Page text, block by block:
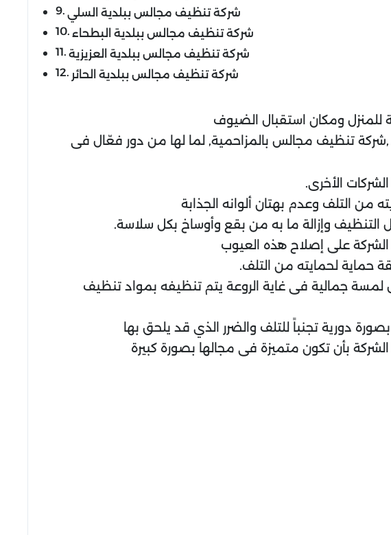
شركة تنظيف مجالس ببلدية السلي
شركة تنظيف مجالس ببلدية البطحاء
شركة تنظيف مجالس ببلدية العزيزية
شركة تنظيف مجالس ببلدية الحائر
للمنزل ومكان استقبال الضيوف
تنظيف مجالس بالمزاحمية, لما لها من دور فعّال فى
الأخرى.
التلف وعدم بهتان ألوانه الجذابة
التنظيف وإزالة ما به من بقع وأوساخ بكل سلاسة.
على إصلاح هذه العيوب
حماية لحمايته من التلف.
جمالية فى غاية الروعة يتم تنظيفه بمواد تنظيف
دورية تجنباً للتلف والضرر الذي قد يلحق بها
بأن تكون متميزة فى مجالها بصورة كبيرة